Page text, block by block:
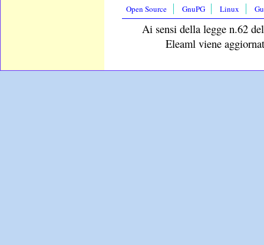
Open Source GnuPG Linux
Ai sensi della legge n.62
Eleaml viene